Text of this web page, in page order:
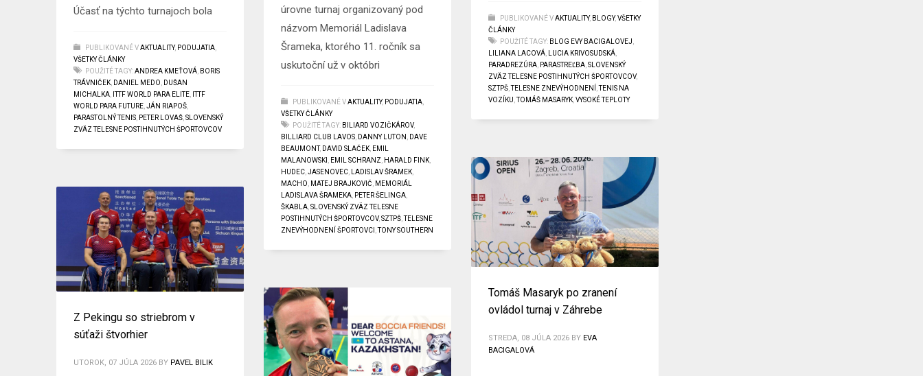
Účasť na týchto turnajoch bola
PUBLIKOVANÉ V AKTUALITY, PODUJATIA,
VŠETKY ČLÁNKY
POUŽITÉ TAGY: ANDREA KMEŤOVÁ, BORIS
TRÁVNIČEK, DANIEL MEDO, DUŠAN
MICHALKA, ITTF WORLD PARA ELITE, ITTF
WORLD PARA FUTURE,JÁN RIAPOŠ,
PARASTOLNÝ TENIS, PETER LOVAŠ,SLOVENSKÝ
ZVÄZ TELESNE POSTIHNUTÝCH ŠPORTOVCOV
úrovne turnaj organizovaný pod
názvom Memoriál Ladislava
Šrameka, ktorého 11. ročník sa
uskutoční už v októbri
PUBLIKOVANÉ V AKTUALITY, PODUJATIA,
VŠETKY ČLÁNKY
POUŽITÉ TAGY: BILIARD VOZIČKÁROV,
BILLIARD CLUB LAVOS, DANNY LUTON , DAVE
BEAUMONT, DAVID SLAČEK, EMIL
MALANOWSKI , EMIL SCHRANZ, HARALD FINK,
HUDEC,JASENOVEC, LADISLAV ŠRAMEK,
MACHO, MATEJ BRAJKOVIČ, MEMORIÁL
LADISLAVA ŠRAMEKA, PETER ŠELINGA,
ŠKABLA,SLOVENSKÝ ZVÄZ TELESNE
POSTIHNUTÝCH ŠPORTOVCOV,SZTPŠ,TELESNE
ZNEVÝHODNENÍ ŠPORTOVCI ,TONY SOUTHERN
PUBLIKOVANÉ V AKTUALITY, BLOGY,VŠETKY
ČLÁNKY
POUŽITÉ TAGY: BLOG EVY BACIGALOVEJ,
LILIANA LACOVÁ, LUCIA KRIVOSUDSKÁ,
PARADREZÚRA, PARASTREĽBA,SLOVENSKÝ
ZVÄZ TELESNE POSTIHNUTÝCH ŠPORTOVCOV,
SZTPŠ,TELESNE ZNEVÝHODNENÍ ,TENIS NA
VOZÍKU,TOMÁŠ MASARYK,VYSOKÉ TEPLOTY
Tomáš Masaryk po zranení
ovládol turnaj v Záhrebe
STREDA, 08 JÚLA 2026 BY EVA
BACIGALOVÁ
Z Pekingu so striebrom v
súťaži štvorhier
UTOROK, 07 JÚLA 2026 BY PAVEL BILIK